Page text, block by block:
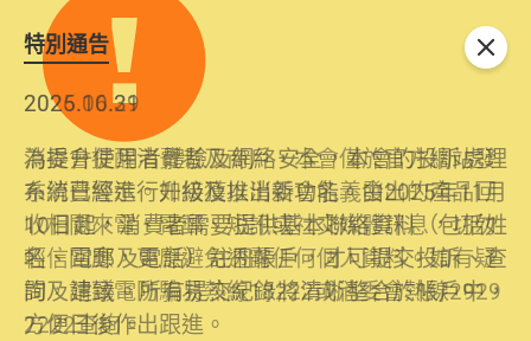
特別通告
2026.06.29
消委會提醒消費者及商戶，本會僅於官方網站發
布消費警示。如接獲以消委會名義發出的產品回
收相關來電、電郵、短訊或社交媒體訊息，切勿
輕信回應，更應避免透露任何個人資料。如有疑
問，請致電防騙易熱線18222或消委會熱線2929
2222查詢。
2025.10.31
為提升使用者體驗及網絡安全，本會的投訴處理
系統已經進行升級及推出新功能。由2025年11月
10日起，消費者需要提供基本聯絡資料（包括姓
名、電郵及電話）註冊帳戶，才可提交投訴、查
詢及建議。所有提交紀錄將清晰整合於帳戶中，
方便日後作出跟進。
關閉